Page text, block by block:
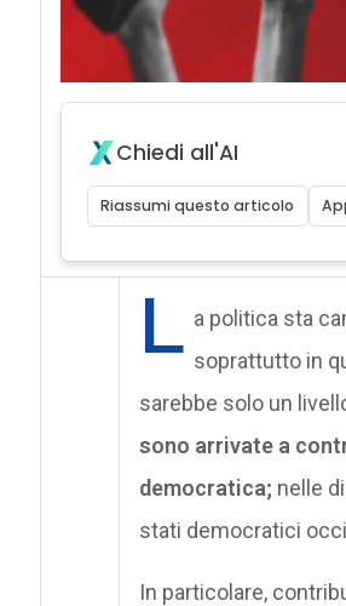
Chiedi all'AI
Riassumi questo articolo
L a politica sta
soprattutto in
sarebbe solo un
sono arrivate a
democratica; nelle
stati democratici
In particolare,